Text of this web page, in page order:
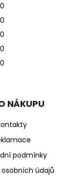
NÁKUPU
podmínky
údajů